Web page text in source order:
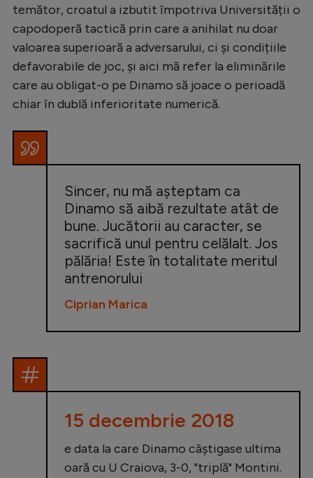
temător, croatul a izbutit împotriva Universității o
capodoperă tactică prin care a anihilat nu doar
valoarea superioară a adversarului, ci și condițiile
defavorabile de joc, și aici mă refer la eliminările
care au obligat-o pe Dinamo să joace o perioadă
chiar în dublă inferioritate numerică.
Sincer, nu mă așteptam ca
Dinamo să aibă rezultate atât de
bune. Jucătorii au caracter, se
sacrifică unul pentru celălalt. Jos
pălăria! Este în totalitate meritul
antrenorului
Ciprian Marica
15 decembrie 2018
e data la care Dinamo câștigase ultima
oară cu U Craiova, 3-0, "triplă" Montini.